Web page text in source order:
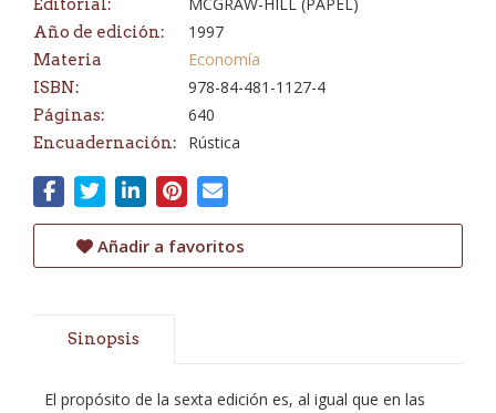
Editorial:
Año de edición: 1997
Materia Economía
ISBN: 978-84-481-1127-4
Páginas: 640
Encuadernación: Rústica
Añadir a favoritos
Sinopsis
El propósito de la sexta edición es, al igual que en las